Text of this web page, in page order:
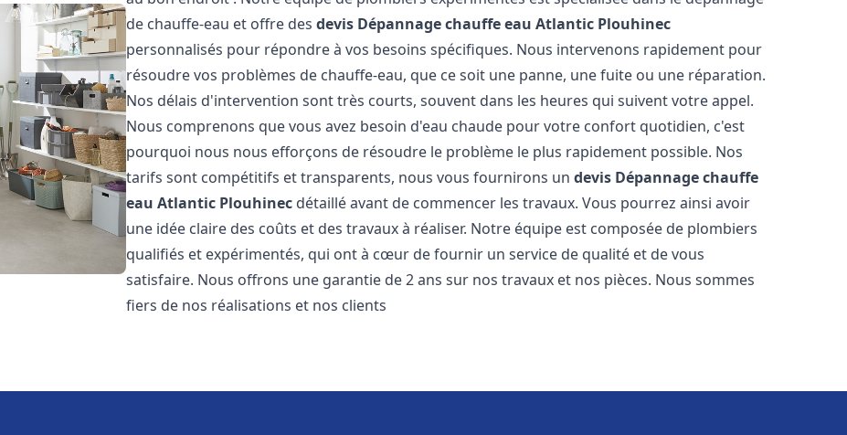
de chauffe-eau et offre desdevis Dépannage chauffe eau Atlantic Plouhinec
personnalisés pour répondre à vos besoins spécifiques. Nous intervenons rapidement pour
résoudre vos problèmes de chauffe-eau, que ce soit une panne, une fuite ou une réparation.
Nos délais d'intervention sont très courts, souvent dans les heures qui suivent votre appel.
Nous comprenons que vous avez besoin d'eau chaude pour votre confort quotidien, c'est
pourquoi nous nous efforçons de résoudre le problème le plus rapidement possible. Nos
tarifs sont compétitifs et transparents, nous vous fournirons undevis Dépannage chauffe
eau Atlantic Plouhinec détaillé avant de commencer les travaux. Vous pourrez ainsi avoir
une idée claire des coûts et des travaux à réaliser. Notre équipe est composée de plombiers
qualifiés et expérimentés, qui ont à cœur de fournir un service de qualité et de vous
satisfaire. Nous offrons une garantie de 2 ans sur nos travaux et nos pièces. Nous sommes
fiers de nos réalisations et nos clients